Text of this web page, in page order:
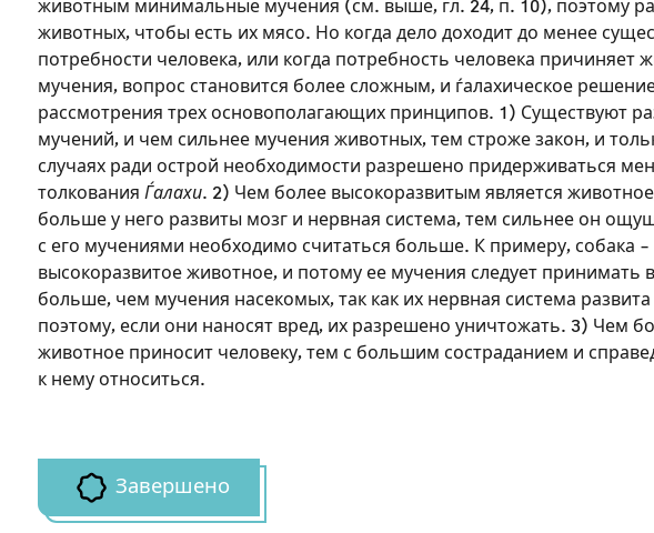
животным минимальные мучения (см. выше, гл. 24, п. 10), поэтому
животных, чтобы есть их мясо. Но когда дело доходит до менее
потребности человека, или когда потребность человека причиняет
мучения, вопрос становится более сложным, и ѓалахическое
рассмотрения трех основополагающих принципов. 1) Существуют
мучений, и чем сильнее мучения животных, тем строже закон, и
случаях ради острой необходимости разрешено придерживаться
толкования Ѓалахи. 2) Чем более высокоразвитым является
больше у него развиты мозг и нервная система, тем сильнее он
с его мучениями необходимо считаться больше. К примеру, собака –
высокоразвитое животное, и потому ее мучения следует принимать
больше, чем мучения насекомых, так как их нервная система
поэтому, если они наносят вред, их разрешено уничтожать. 3) Чем
животное приносит человеку, тем с большим состраданием и
к нему относиться.
Завершено
Зарегистрироваться на
сайте
Чтобы делать пометки на сайте, необходимо
зарегистрироваться.
Подписаться Войти